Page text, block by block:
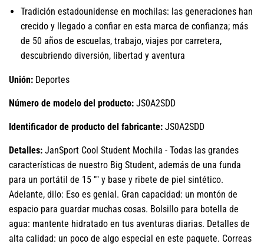
Tradición estadounidense en mochilas: las generaciones han
crecido y llegado a confiar en esta marca de confianza; más
de 50 años de escuelas, trabajo, viajes por carretera,
descubriendo diversión, libertad y aventura
Unión: Deportes
Número de modelo del producto: JS0A2SDD
Identificador de producto del fabricante: JS0A2SDD
Detalles: JanSport Cool Student Mochila - Todas las grandes
características de nuestro Big Student, además de una funda
para un portátil de 15 "" y base y ribete de piel sintético.
Adelante, dilo: Eso es genial. Gran capacidad: un montón de
espacio para guardar muchas cosas. Bolsillo para botella de
agua: mantente hidratado en tus aventuras diarias. Detalles de
alta calidad: un poco de algo especial en este paquete. Correas